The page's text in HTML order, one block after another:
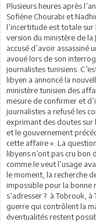
Plusieurs heures après
Sofiène Chourabi et
l’incertitude est totale sur
version du ministère de
accusé d’avoir assassiné
avoué lors de son
journalistes tunisiens.
libyen a annoncé la
ministère tunisien des
mesure de confirmer et
journalistes a refusé les
exprimant des doutes sur
et le gouvernement
cette affaire ». La
libyens n’ont pas cru bon
comme le veut l’usage
le moment, la recherche
impossible pour la bonne
s’adresser ? à Tobrouk,
guerre qui contrôlent la
éventualités restent